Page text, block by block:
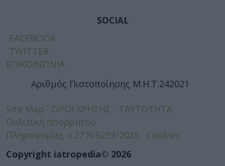
SOCIAL
FACEBOOK
TWITTER
ΕΠΙΚΟΙΝΩΝΙΑ
Αριθμός Πιστοποίησης Μ.Η.Τ.242021
Site Map ΟΡΟΙ ΧΡΗΣΗΣ
ΤΑΥΤΟΤΗΤΑ
Πολιτική απορρήτου
Πληροφορίες α.27 Ν.5253/2025
Cookies
Copyright iatropedia© 2026